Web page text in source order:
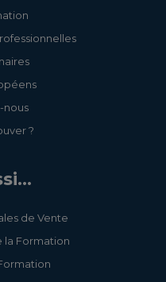
nous
?
de Vente
la Formation